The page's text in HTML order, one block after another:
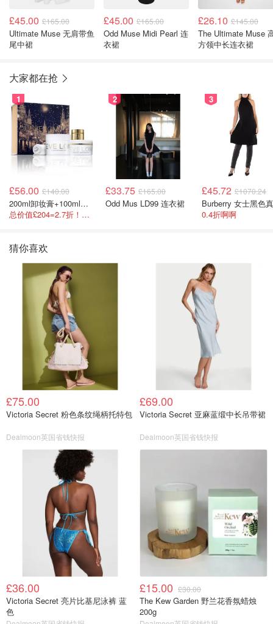
£45.00 £165.00
Ultimate Muse 无肩带鱼
尾中裙
£45.00 £165.00
Odd Muse Midi Pearl 连
衣裙
£26.10 £145.00
The Ultimate Muse
方领中长连衣裙
大家都在抢
1
£56.00 £140.00
200ml卸妆膏+100ml急救面膜+面霜+洁颜布
总价值£204=2.7折！闭眼冲这套！
2
£33.75 £165.00
Odd Mus LD99 连衣裙
3
£45.72 £1070.24
0.4折啊啊
猜你喜欢
£75.00
Victoria Secret 粉色条纹绳柄托特包
Dealmoon英国省钱快报
£69.00
Victoria Secret 亚麻蓝缎中长吊带裙
Dealmoon英国省钱快报
£36.00
Victoria Secret 亮片比基尼泳裤 蓝
色
£15.00 £30.00
The Kew Garden 野兰花香氛蜡烛
200g